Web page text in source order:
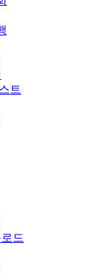
트
드